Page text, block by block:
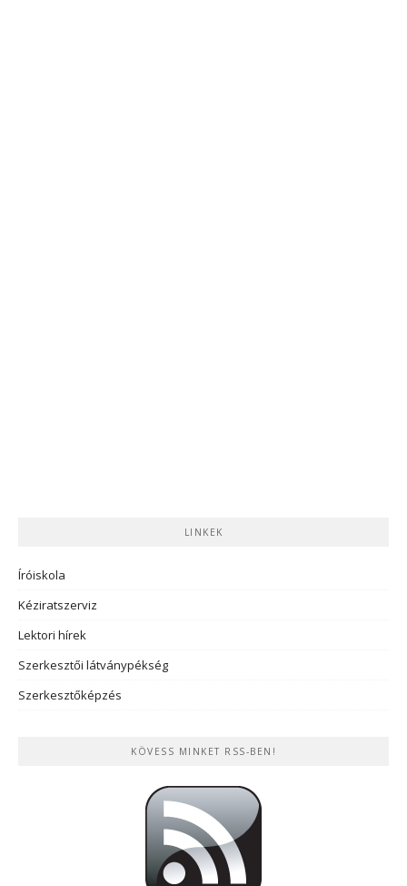
LINKEK
Íróiskola
Kéziratszerviz
Lektori hírek
Szerkesztői látványpékség
Szerkesztőképzés
KÖVESS MINKET RSS-BEN!